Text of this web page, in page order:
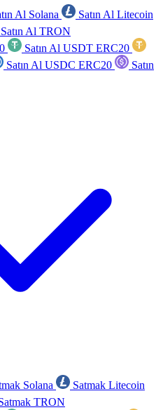
Al Solana
Satın Al Litecoin
Satın Al TRON
Satın Al USDT ERC20
Satın Al USDC ERC20
Satın
Solana
Satmak Litecoin
TRON